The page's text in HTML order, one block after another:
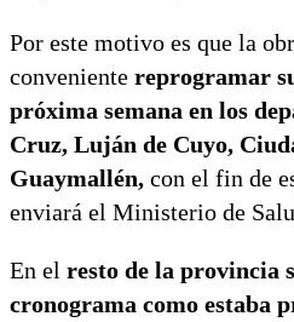
Por este motivo es que la
conveniente reprogramar
próxima semana en los
Cruz, Luján de Cuyo,
Guaymallén, con el fin de
enviará el Ministerio de
En el resto de la provincia
cronograma como estaba